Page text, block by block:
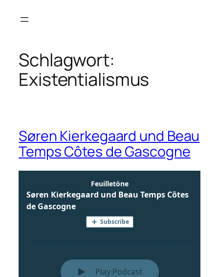
Inhalt
Schlagwort:
Existentialismus
Søren Kierkegaard und Beau
Temps Côtes de Gascogne